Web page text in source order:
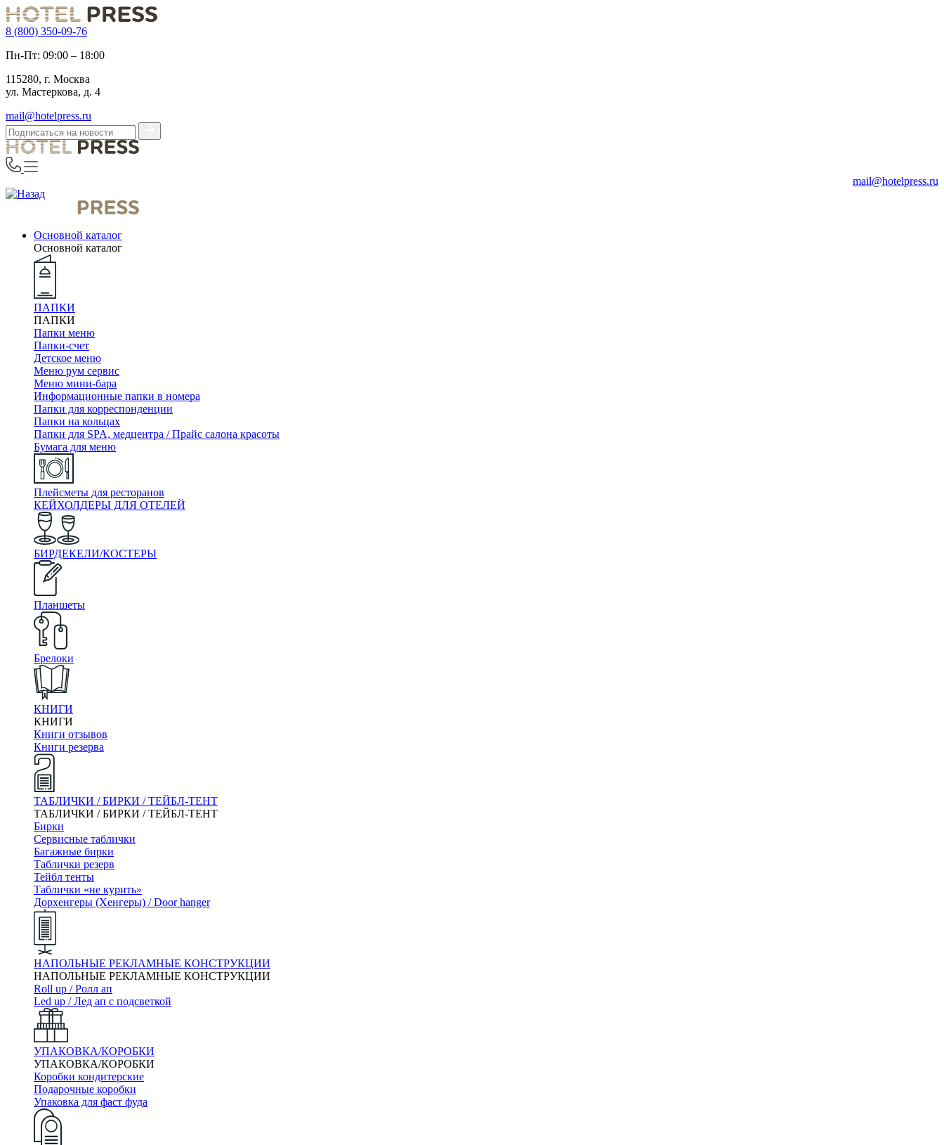
8 (800) 350-09-76
Пн-Пт: 09:00 – 18:00
115280, г. Москва
ул. Мастеркова, д. 4
mail@hotelpress.ru
mail@hotelpress.ru
Основной каталог
Основной каталог
ПАПКИ
ПАПКИ
Папки меню
Папки-счет
Детское меню
Меню рум сервис
Меню мини-бара
Информационные папки в номера
Папки для корреспонденции
Папки на кольцах
Папки для SPA, медцентра / Прайс салона красоты
Бумага для меню
Плейсметы для ресторанов
КЕЙХОЛДЕРЫ ДЛЯ ОТЕЛЕЙ
БИРДЕКЕЛИ/КОСТЕРЫ
Планшеты
Брелоки
КНИГИ
КНИГИ
Книги отзывов
Книги резерва
ТАБЛИЧКИ / БИРКИ / ТЕЙБЛ-ТЕНТ
ТАБЛИЧКИ / БИРКИ / ТЕЙБЛ-ТЕНТ
Бирки
Сервисные таблички
Багажные бирки
Таблички резерв
Тейбл тенты
Таблички «не курить»
Дорхенгеры (Хенгеры) / Door hanger
НАПОЛЬНЫЕ РЕКЛАМНЫЕ КОНСТРУКЦИИ
НАПОЛЬНЫЕ РЕКЛАМНЫЕ КОНСТРУКЦИИ
Roll up / Ролл ап
Led up / Лед ап с подсветкой
УПАКОВКА/КОРОБКИ
УПАКОВКА/КОРОБКИ
Коробки кондитерские
Подарочные коробки
Упаковка для фаст фуда